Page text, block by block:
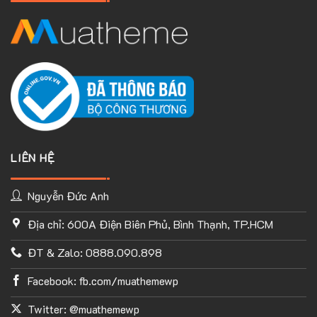
TÙY CHỈNH WEBSITE THEO PHONG CÁCH CỦA BẠN
Với thư viện ứng dụng khổng lồ và UX Builder, bạn có thể tự
tay thiết kế website của mình tùy ý mà không cần đến khả
năng coding. Chỉ cần hình dung ra ý tưởng của mình và
Flatsome sẽ giúp bạn hoàn thành phần việc còn lại.
LIÊN HỆ
Nguyễn Đức Anh
Địa chỉ: 600A Điện Biên Phủ, Bình Thạnh, TP.HCM
ĐT & Zalo: 0888.090.898
Facebook: fb.com/muathemewp
Twitter: @muathemewp